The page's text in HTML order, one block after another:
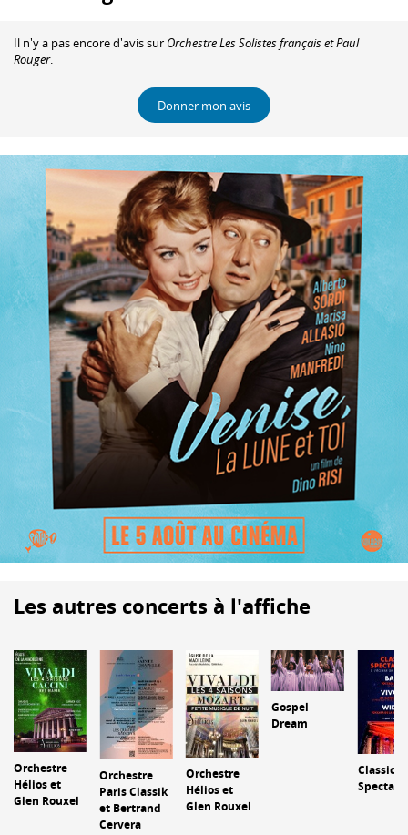
Il n'y a pas encore d'avis sur Orchestre Les Solistes français et Paul
Rouger.
Donner mon avis
Les autres concerts à l'affiche
Orchestre
Hélios et
Glen Rouxel
Orchestre
Paris Classik
et Bertrand
Cervera
Orchestre
Hélios et
Glen Rouxel
Gospel
Dream
Classic